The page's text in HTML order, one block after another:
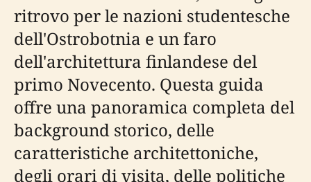
ritrovo per le nazioni studentesche
dell'Ostrobotnia e un faro
dell'architettura finlandese del
primo Novecento. Questa guida
offre una panoramica completa del
background storico, delle
caratteristiche architettoniche,
degli orari di visita, delle politiche